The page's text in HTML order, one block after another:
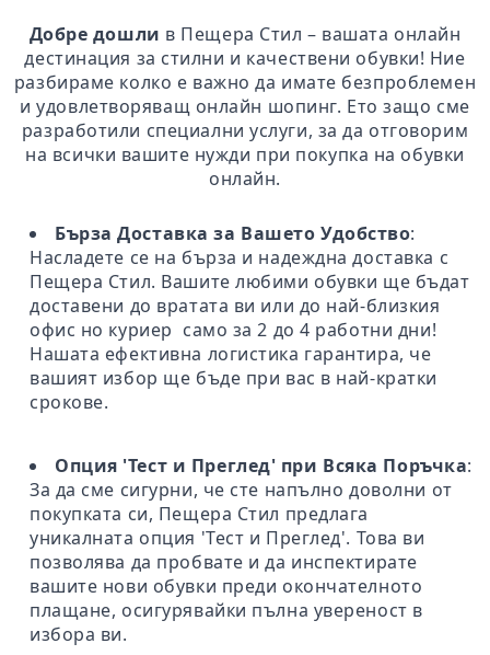
Добре дошли в Пещера Стил – вашата онлайн
дестинация за стилни и качествени обувки! Ние
разбираме колко е важно да имате безпроблемен
и удовлетворяващ онлайн шопинг. Ето защо сме
разработили специални услуги, за да отговорим
на всички вашите нужди при покупка на обувки
онлайн.
Бърза Доставка за Вашето Удобство:
Насладете се на бърза и надеждна доставка с
Пещера Стил. Вашите любими обувки ще бъдат
доставени до вратата ви или до най-близкия
офис но куриер само за 2 до 4 работни дни!
Нашата ефективна логистика гарантира, че
вашият избор ще бъде при вас в най-кратки
срокове.
Опция 'Тест и Преглед' при Всяка Поръчка:
За да сме сигурни, че сте напълно доволни от
покупката си, Пещера Стил предлага
уникалната опция 'Тест и Преглед'. Това ви
позволява да пробвате и да инспектирате
вашите нови обувки преди окончателното
плащане, осигурявайки пълна увереност в
избора ви.